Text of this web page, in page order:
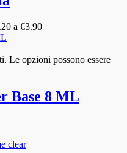
a €3.90
Le opzioni possono essere
Base 8 ML